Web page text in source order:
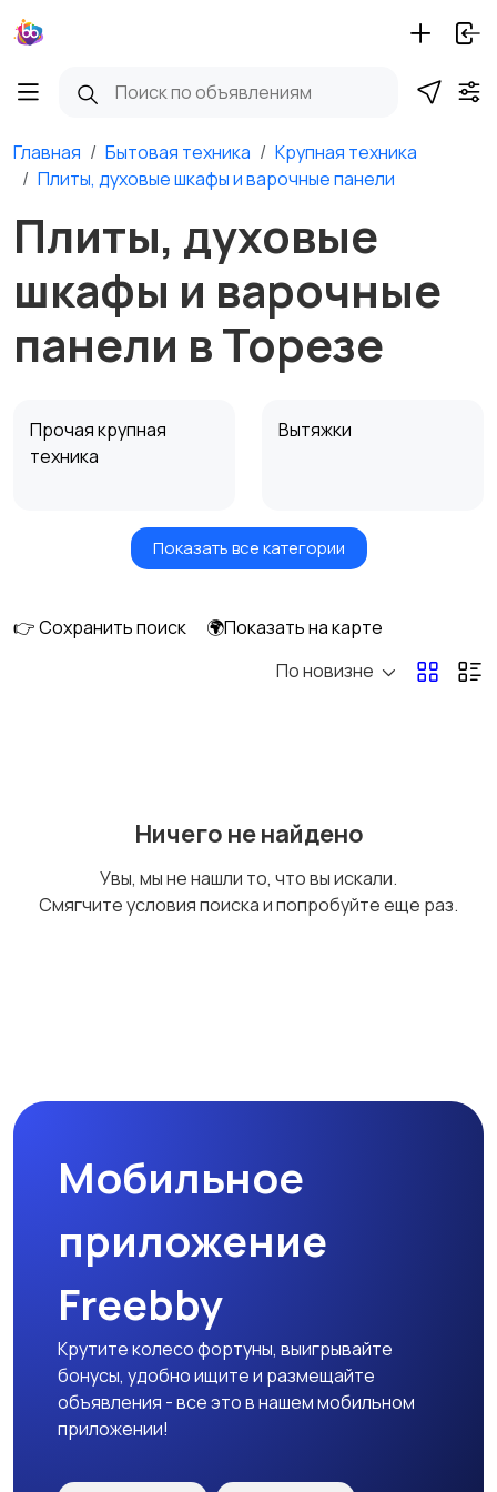
Главная Бытовая техника
Крупная техника
Плиты, духовые шкафы и варочные панели
Плиты, духовые
шкафы и варочные
панели в Торезе
Прочая крупная
техника
Вытяжки
Посудомоечные
Стиральные машины
Холодильники и
Показать все категории
👉 Сохранить поиск
🌍Показать на карте
По новизне
Ничего не найдено
Увы, мы не нашли то, что вы искали.
Смягчите условия поиска и попробуйте еще раз.
Мобильное
приложение
Freebby
Крутите колесо фортуны, выигрывайте
бонусы, удобно ищите и размещайте
объявления - все это в нашем мобильном
приложении!